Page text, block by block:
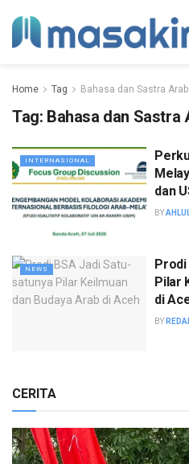
Home Tag Bahasa dan Sastra Arab
Tag: Bahasa dan Sastra
INTERNASIONAL
dan
BY
NEWS
Prodi
Pilar
di
BY
CERITA